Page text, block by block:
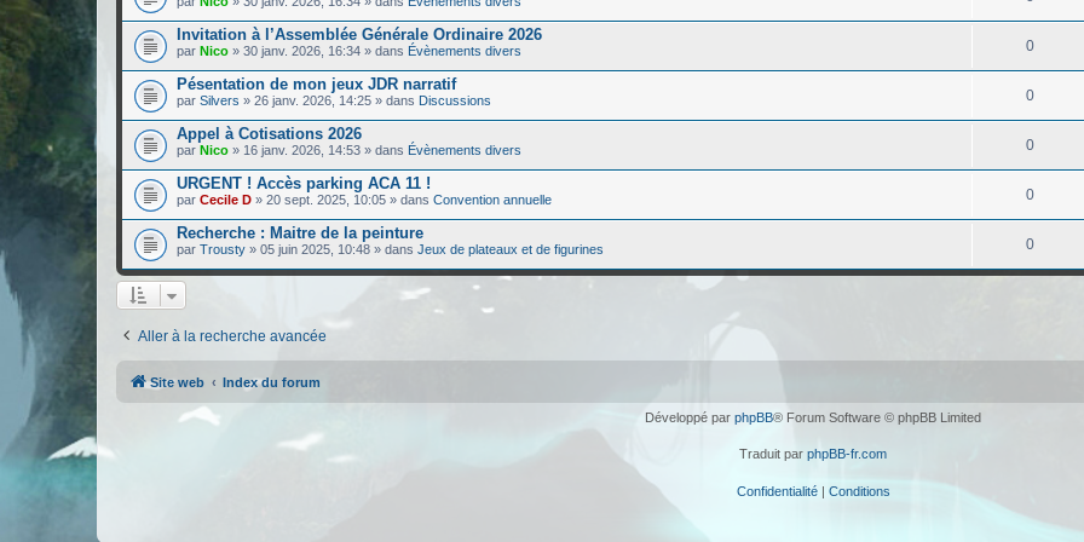
Invitation à l’Assemblée Générale Ordinaire 2026
par Nico » 30 janv. 2026, 16:34 » dans Évènements divers 0
Pésentation de mon jeux JDR narratif
par Silvers » 26 janv. 2026, 14:25 » dans Discussions 0
Appel à Cotisations 2026
par Nico » 16 janv. 2026, 14:53 » dans Évènements divers 0
URGENT ! Accès parking ACA 11 !
par Cecile D » 20 sept. 2025, 10:05 » dans Convention annuelle 0
Recherche : Maitre de la peinture
par Trousty » 05 juin 2025, 10:48 » dans Jeux de plateaux et de figurines 0
Aller à la recherche avancée
Site web Index du forum
Développé par phpBB® Forum Software © phpBB Limited
Traduit par phpBB-fr.com
Confidentialité| Conditions